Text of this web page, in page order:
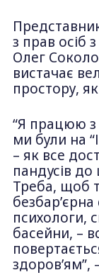
з прав осіб
Олег
вистачає
простору,
“Я працюю з
ми були на
– як все
пандусів
Треба, щоб
психологи,
басейни, –
здоров’ям”,